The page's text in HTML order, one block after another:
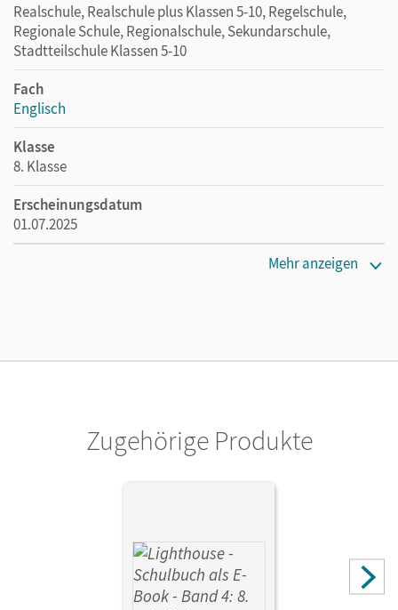
Realschule, Realschule plus Klassen 5-10, Regelschule,
Regionale Schule, Regionalschule, Sekundarschule,
Stadtteilschule Klassen 5-10
Fach
Englisch
Klasse
8. Klasse
Erscheinungsdatum
01.07.2025
Mehr anzeigen
Zugehörige Produkte